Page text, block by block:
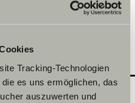
Tracking-Technologien
es uns ermöglichen, das
auszuwerten und